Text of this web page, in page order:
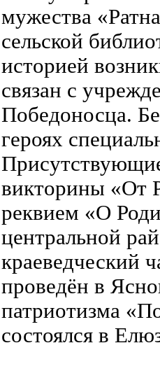
мужества
сельской
историей
связан с
Победоносца.
героях
викторины «От
реквием «О
центральной
краеведческий
проведён в
патриотизма
состоялся в